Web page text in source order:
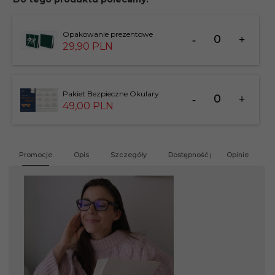
Opakowanie prezentowe
29,90 PLN
dla
Pakiet Bezpieczne Okulary
49,00 PLN
dla
Promocje Opis Szczegóły Dostępność produktu
Opinie